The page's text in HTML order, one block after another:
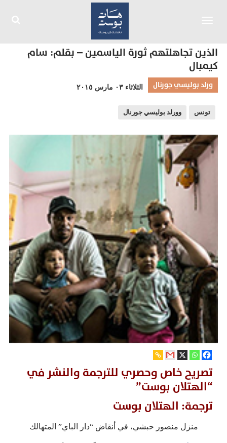
الذين تجاهلتهم ثورة الياسمين – بقلم: سام
كيمبال
ورلد بوليسي جورنال الثلاثاء ٠٣ مارس ٢٠١٥
تونس وورلد بوليسي جورنال
تصريح خاص وحصري للترجمة والنشر في
“الهتلان بوست”
ترجمة: الهتلان بوست
منزل منصور حبشي، في أنقاض “دار الباي” المتهالك